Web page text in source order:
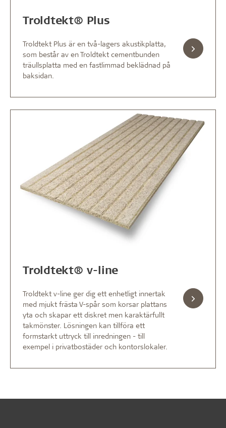
Troldtekt® Plus
Troldtekt Plus är en två-lagers akustikplatta,
som består av en Troldtekt cementbunden
träullsplatta med en fastlimmad beklädnad på
baksidan.
Troldtekt® v-line
Troldtekt v-line ger dig ett enhetligt innertak
med mjukt frästa V-spår som korsar plattans
yta och skapar ett diskret men karaktärfullt
takmönster. Lösningen kan tillföra ett
formstarkt uttryck till inredningen - till
exempel i privatbostäder och kontorslokaler.